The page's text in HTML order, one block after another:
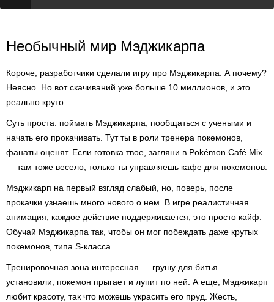
Необычный мир Мэджикарпа
Короче, разработчики сделали игру про Мэджикарпа. А почему?
Неясно. Но вот скачиваний уже больше 10 миллионов, и это
реально круто.
Суть проста: поймать Мэджикарпа, пообщаться с учеными и
начать его прокачивать. Тут ты в роли тренера покемонов,
фанаты оценят. Если готовка твое, загляни в Pokémon Café Mix
— там тоже весело, только ты управляешь кафе для покемонов.
Мэджикарп на первый взгляд слабый, но, поверь, после
прокачки узнаешь много нового о нем. В игре реалистичная
анимация, каждое действие поддерживается, это просто кайф.
Обучай Мэджикарпа так, чтобы он мог побеждать даже крутых
покемонов, типа S-класса.
Тренировочная зона интересная — грушу для битья
установили, покемон прыгает и лупит по ней. А еще, Мэджикарп
любит красоту, так что можешь украсить его пруд. Жесть,